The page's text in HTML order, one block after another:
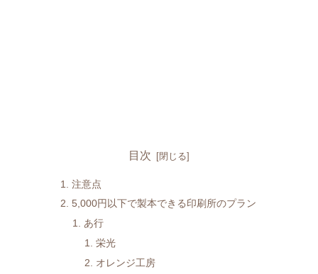
目次
注意点
5,000円以下で製本できる印刷所のプラン
あ行
栄光
オレンジ工房